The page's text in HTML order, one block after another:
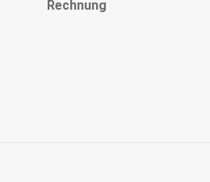
Rechnung